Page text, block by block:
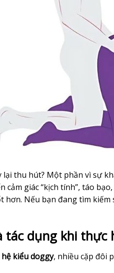
lại thu hút? Một phần vì sự
cảm giác “kịch tính”, táo
hơn. Nếu bạn đang tìm kiếm
tác dụng khi
kiểu doggy, nhiều cặp đôi